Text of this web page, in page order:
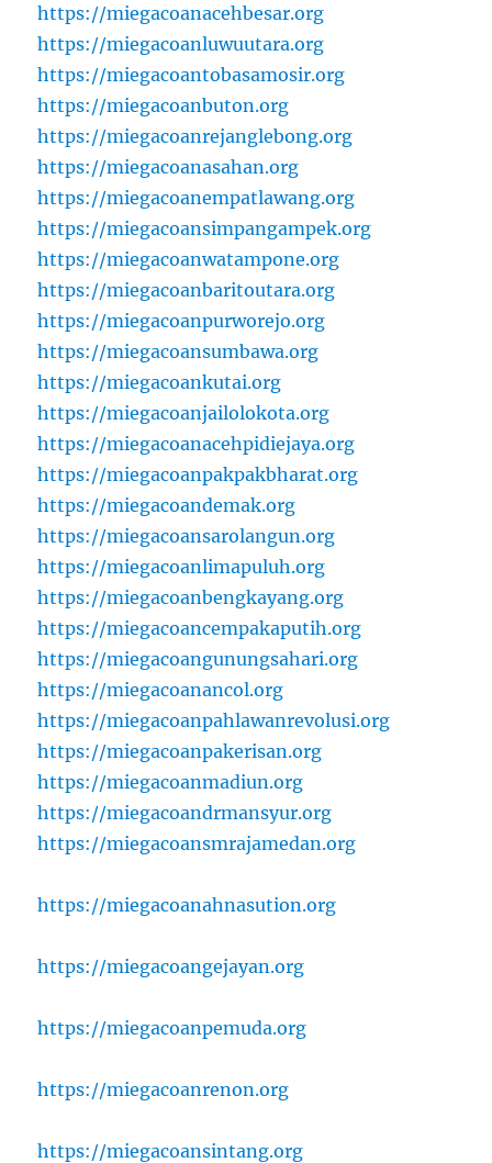
https://miegacoanacehbesar.org
https://miegacoanluwuutara.org
https://miegacoantobasamosir.org
https://miegacoanbuton.org
https://miegacoanrejanglebong.org
https://miegacoanasahan.org
https://miegacoanempatlawang.org
https://miegacoansimpangampek.org
https://miegacoanwatampone.org
https://miegacoanbaritoutara.org
https://miegacoanpurworejo.org
https://miegacoansumbawa.org
https://miegacoankutai.org
https://miegacoanjailolokota.org
https://miegacoanacehpidiejaya.org
https://miegacoanpakpakbharat.org
https://miegacoandemak.org
https://miegacoansarolangun.org
https://miegacoanlimapuluh.org
https://miegacoanbengkayang.org
https://miegacoancempakaputih.org
https://miegacoangunungsahari.org
https://miegacoanancol.org
https://miegacoanpahlawanrevolusi.org
https://miegacoanpakerisan.org
https://miegacoanmadiun.org
https://miegacoandrmansyur.org
https://miegacoansmrajamedan.org
https://miegacoanahnasution.org
https://miegacoangejayan.org
https://miegacoanpemuda.org
https://miegacoanrenon.org
https://miegacoansintang.org